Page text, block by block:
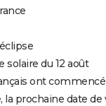
solaire du 12 août
ont
la prochaine date